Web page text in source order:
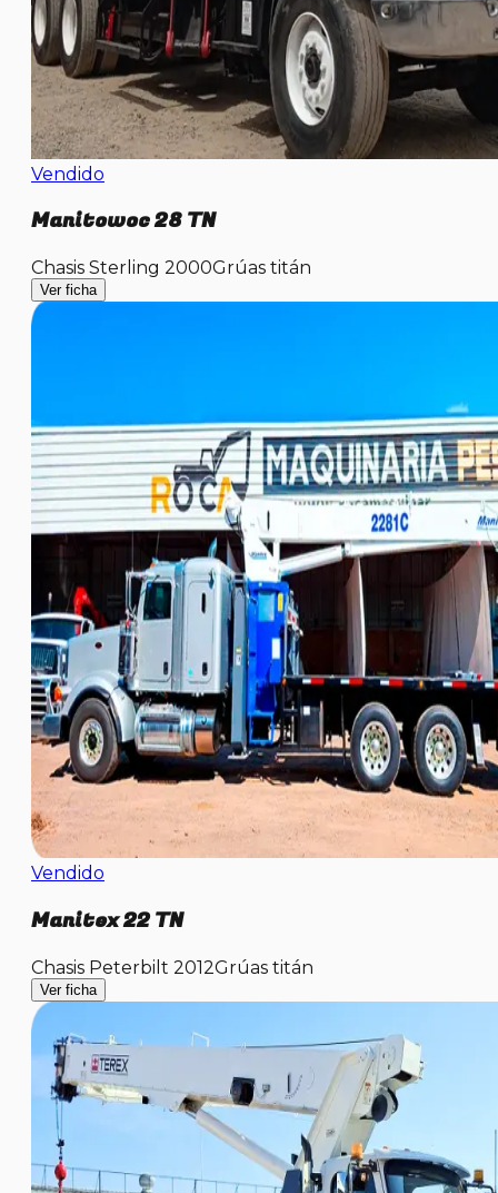
Vendido
Manitowoc 28 TN
Chasis Sterling 2000Grúas titán
Ver ficha
Vendido
Manitex 22 TN
Chasis Peterbilt 2012Grúas titán
Ver ficha